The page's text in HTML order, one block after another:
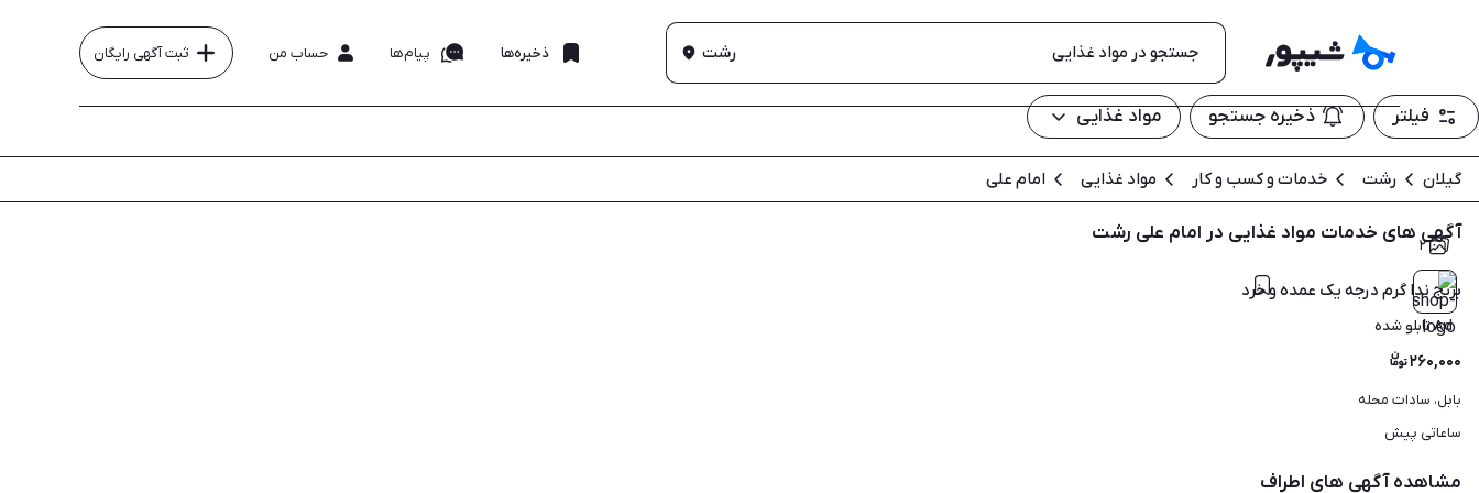
رشت ذخیره‌ها پیام‌ها حساب من ثبت آگهی رایگان
فیلتر ذخیره جستجو مواد غذایی
گیلان رشت خدمات و کسب و کار مواد غذایی امام علی
آگهی های خدمات مواد غذایی در امام علی رشت
۲
برنج ندا گرم درجه یک عمده و خرده. طارم هاشمی شیرودی موجوده
Ad تابلو شده
۲۶۰,۰۰۰
بابل، سادات محله
ساعاتی پیش
مشاهده آگهی های اطراف